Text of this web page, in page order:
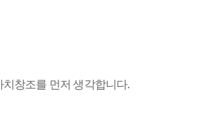
창조를 먼저 생각합니다.